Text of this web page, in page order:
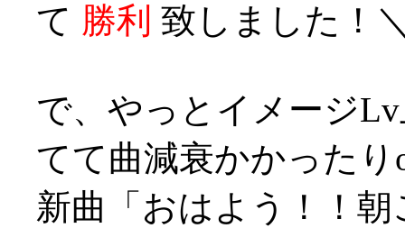
て 勝利 致しました！
で、やっとイメージ
てて曲減衰かかったり
新曲「おはよう！！